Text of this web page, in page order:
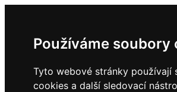
Používáme soubory
Tyto webové stránky používají
cookies a další sledovací